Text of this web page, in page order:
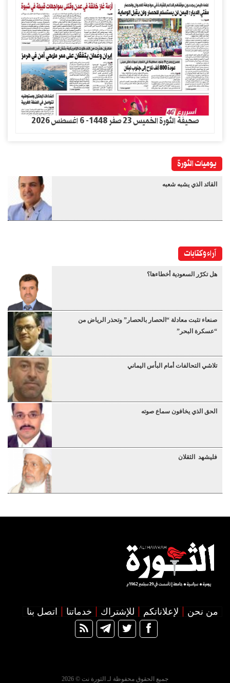
صحيفة الثورة الخميس 23 صفر 1448- 6 اغسطس 2026
يوميات الثورة
القائد الذي يشبه شعبه
آراء وكتابات
هل تكرّر السعودية أخطاءها؟
صنعاء تثبت معادلة “الحصار بالحصار” وتحذر الرياض من
“عسكرة البحر”
تلاشي التحالفات أمام البأس اليماني
الحق الذي يخافون سماع صوته
فليشهد الثقلان
من نحن لإعلاناتكم للإشتراك خدماتنا اتصل بنا
جميع الحقوق محفوظة لـ الثورة نت © 2026